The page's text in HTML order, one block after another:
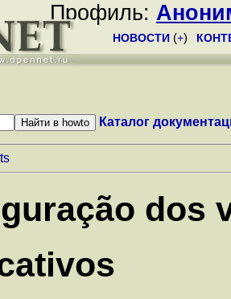
Профиль:
НОВОСТИ (+)
Каталог
dos